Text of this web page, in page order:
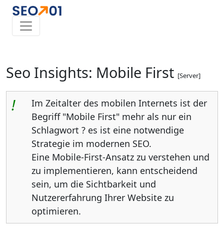
Seo Insights: Mobile First [Server]
!
Im Zeitalter des mobilen Internets ist der
Begriff "Mobile First" mehr als nur ein
Schlagwort ? es ist eine notwendige
Strategie im modernen SEO.
Eine Mobile-First-Ansatz zu verstehen und
zu implementieren, kann entscheidend
sein, um die Sichtbarkeit und
Nutzererfahrung Ihrer Website zu
optimieren.